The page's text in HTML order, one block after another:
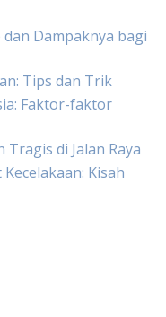
Dampaknya bagi
Tips dan Trik
Faktor-faktor
di Jalan Raya
Kisah